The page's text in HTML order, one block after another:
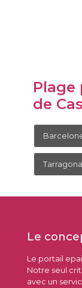
Plage
de
Tarragona
Le
Le portail
Notre seul
avec un